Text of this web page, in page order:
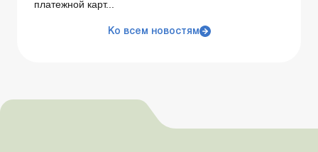
платежной карт...
Ко всем новостям